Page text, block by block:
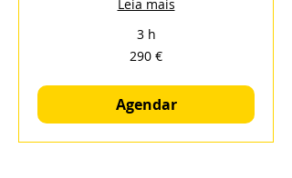
Leia mais
3 h
290 €
Agendar